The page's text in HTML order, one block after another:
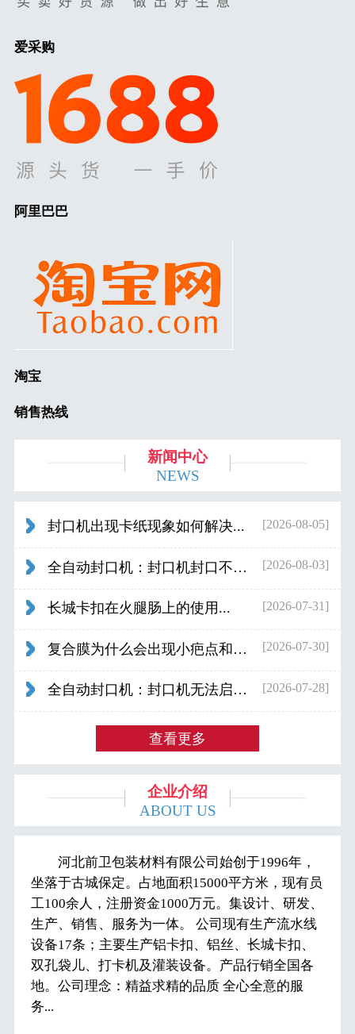
爱采购
阿里巴巴
淘宝
销售热线
新闻中心
NEWS
封口机出现卡纸现象如何解决... [2026-08-05]
全自动封口机：封口机封口不好应检查什... [2026-08-03]
长城卡扣在火腿肠上的使用... [2026-07-31]
复合膜为什么会出现小疤点和波浪纹... [2026-07-30]
全自动封口机：封口机无法启动怎么办... [2026-07-28]
查看更多
企业介绍
ABOUT US
河北前卫包装材料有限公司始创于1996年，
坐落于古城保定。占地面积15000平方米，现有员
工100余人，注册资金1000万元。集设计、研发、
生产、销售、服务为一体。 公司现有生产流水线
设备17条；主要生产铝卡扣、铝丝、长城卡扣、
双孔袋儿、打卡机及灌装设备。产品行销全国各
地。公司理念：精益求精的品质 全心全意的服
务...